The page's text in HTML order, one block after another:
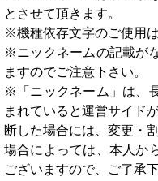
とさせて頂きます。
※機種依存文字のご使用は
※ニックネームの記載が
ますのでご注意下さい。
※「ニックネーム」は、
まれていると運営サイド
断した場合には、変更・
場合によっては、本人か
ございますので、ご了承